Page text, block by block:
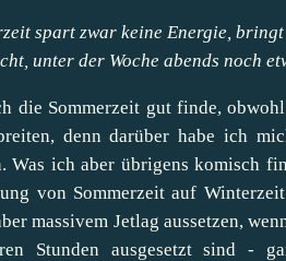
spart zwar keine Energie,
unter der Woche abends noch
die Sommerzeit gut finde,
denn darüber habe ich
Was ich aber übrigens komisch
von Sommerzeit auf
massivem Jetlag aussetzen,
Stunden ausgesetzt sind -